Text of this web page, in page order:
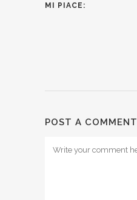
MI PIACE:
POST A COMMENT